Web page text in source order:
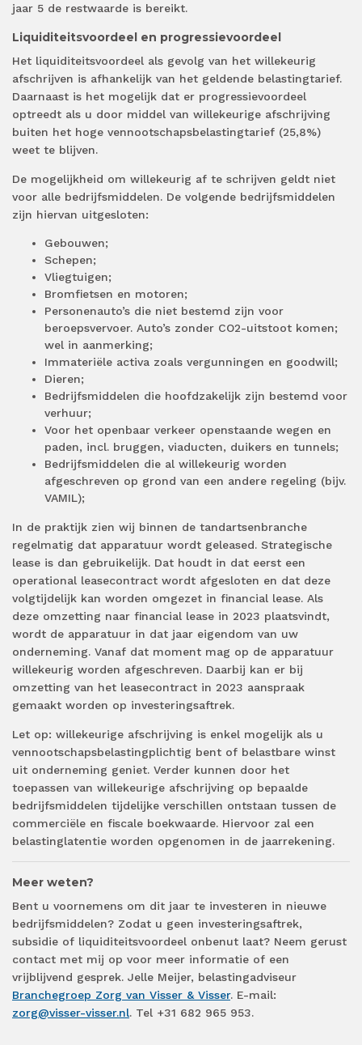
jaar 5 de restwaarde is bereikt.
Liquiditeitsvoordeel en progressievoordeel
Het liquiditeitsvoordeel als gevolg van het willekeurig
afschrijven is afhankelijk van het geldende belastingtarief.
Daarnaast is het mogelijk dat er progressievoordeel
optreedt als u door middel van willekeurige afschrijving
buiten het hoge vennootschapsbelastingtarief (25,8%)
weet te blijven.
De mogelijkheid om willekeurig af te schrijven geldt niet
voor alle bedrijfsmiddelen. De volgende bedrijfsmiddelen
zijn hiervan uitgesloten:
Gebouwen;
Schepen;
Vliegtuigen;
Bromfietsen en motoren;
Personenauto’s die niet bestemd zijn voor
beroepsvervoer. Auto’s zonder CO2-uitstoot komen;
wel in aanmerking;
Immateriële activa zoals vergunningen en goodwill;
Dieren;
Bedrijfsmiddelen die hoofdzakelijk zijn bestemd voor
verhuur;
Voor het openbaar verkeer openstaande wegen en
paden, incl. bruggen, viaducten, duikers en tunnels;
Bedrijfsmiddelen die al willekeurig worden
afgeschreven op grond van een andere regeling (bijv.
VAMIL);
In de praktijk zien wij binnen de tandartsenbranche
regelmatig dat apparatuur wordt geleased. Strategische
lease is dan gebruikelijk. Dat houdt in dat eerst een
operational leasecontract wordt afgesloten en dat deze
volgtijdelijk kan worden omgezet in financial lease. Als
deze omzetting naar financial lease in 2023 plaatsvindt,
wordt de apparatuur in dat jaar eigendom van uw
onderneming. Vanaf dat moment mag op de apparatuur
willekeurig worden afgeschreven. Daarbij kan er bij
omzetting van het leasecontract in 2023 aanspraak
gemaakt worden op investeringsaftrek.
Let op: willekeurige afschrijving is enkel mogelijk als u
vennootschapsbelastingplichtig bent of belastbare winst
uit onderneming geniet. Verder kunnen door het
toepassen van willekeurige afschrijving op bepaalde
bedrijfsmiddelen tijdelijke verschillen ontstaan tussen de
commerciële en fiscale boekwaarde. Hiervoor zal een
belastinglatentie worden opgenomen in de jaarrekening.
Meer weten?
Bent u voornemens om dit jaar te investeren in nieuwe
bedrijfsmiddelen? Zodat u geen investeringsaftrek,
subsidie of liquiditeitsvoordeel onbenut laat? Neem gerust
contact met mij op voor meer informatie of een
vrijblijvend gesprek. Jelle Meijer, belastingadviseur
Branchegroep Zorg van Visser & Visser. E-mail:
zorg@visser-visser.nl. Tel +31 682 965 953.